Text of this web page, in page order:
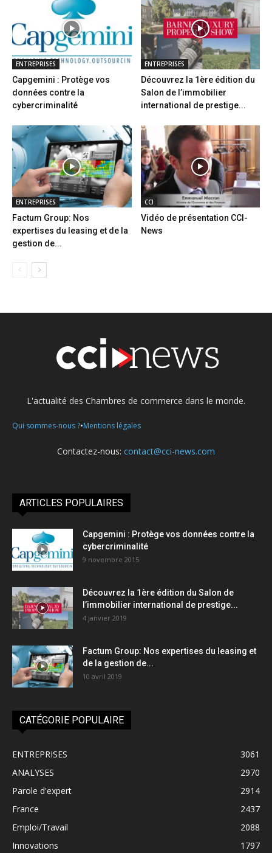
ENTREPRISES
Capgemini : Protège vos
données contre la
cybercriminalité
ENTREPRISES
Découvrez la 1ère édition du
Salon de l’immobilier
international de prestige...
ENTREPRISES
Factum Group: Nos
expertises du leasing et de la
gestion de...
CCI
Vidéo de présentation CCI-
News
L'actualité des Chambres de commerce dans le monde.
Qui sommes-nous ?•Mentions légales
Contactez-nous: contact@cci-news.com
ARTICLES POPULAIRES
Capgemini : Protège vos données contre la
cybercriminalité
9 novembre 2015
Découvrez la 1ère édition du Salon de
l’immobilier international de prestige...
4 janvier 2019
Factum Group: Nos expertises du leasing et
de la gestion de...
10 avril 2019
CATÉGORIE POPULAIRE
ENTREPRISES
3061
ANALYSES
2970
Parole d'expert
2914
France
2437
Emploi/Travail
2088
Innovations
1797